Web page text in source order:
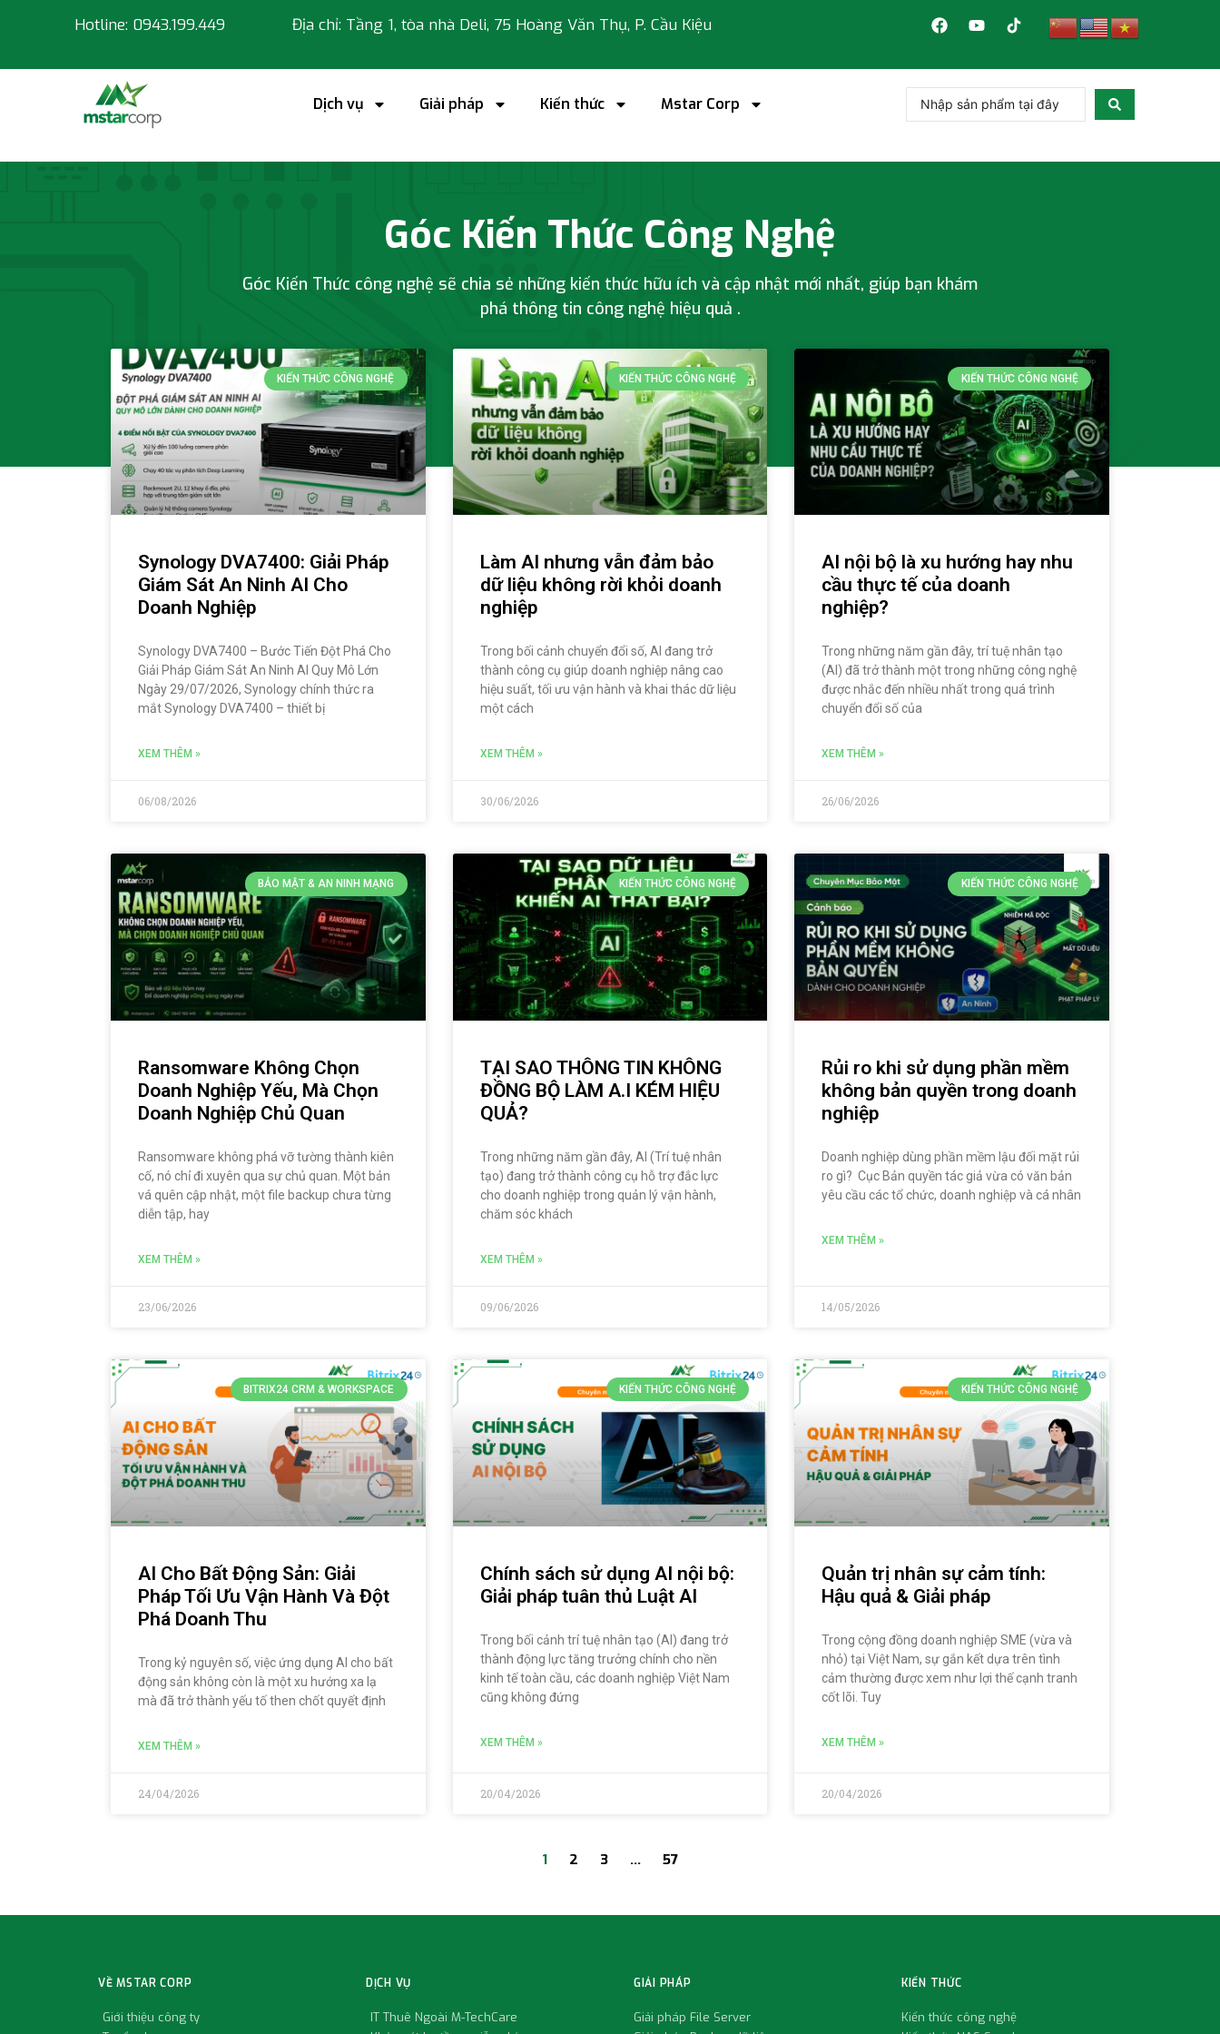
Hotline: 0943.199.449 Địa chỉ: Tầng 1, tòa nhà Deli, 75 Hoàng Văn Thụ, P. Cầu Kiệu
Dịch vụ Giải pháp Kiến thức Mstar Corp
Kiến thức công nghệGóc Kiến Thức Công Nghệ
Góc Kiến Thức công nghệ sẽ chia sẻ những kiến thức hữu ích và cập nhật mới nhất, giúp bạn khám
phá thông tin công nghệ hiệu quả .
KIẾN THỨC CÔNG NGHỆ
Synology DVA7400: Giải Pháp
Giám Sát An Ninh AI Cho
Doanh Nghiệp
Synology DVA7400 – Bước Tiến Đột Phá Cho
Giải Pháp Giám Sát An Ninh AI Quy Mô Lớn
Ngày 29/07/2026, Synology chính thức ra
mắt Synology DVA7400 – thiết bị
XEM THÊM »
06/08/2026
KIẾN THỨC CÔNG NGHỆ
Làm AI nhưng vẫn đảm bảo
dữ liệu không rời khỏi doanh
nghiệp
Trong bối cảnh chuyển đổi số, AI đang trở
thành công cụ giúp doanh nghiệp nâng cao
hiệu suất, tối ưu vận hành và khai thác dữ liệu
một cách
XEM THÊM »
30/06/2026
KIẾN THỨC CÔNG NGHỆ
AI nội bộ là xu hướng hay nhu
cầu thực tế của doanh
nghiệp?
Trong những năm gần đây, trí tuệ nhân tạo
(AI) đã trở thành một trong những công nghệ
được nhắc đến nhiều nhất trong quá trình
chuyển đổi số của
XEM THÊM »
26/06/2026
BẢO MẬT & AN NINH MẠNG
Ransomware Không Chọn
Doanh Nghiệp Yếu, Mà Chọn
Doanh Nghiệp Chủ Quan
Ransomware không phá vỡ tường thành kiên
cố, nó chỉ đi xuyên qua sự chủ quan. Một bản
vá quên cập nhật, một file backup chưa từng
diễn tập, hay
XEM THÊM »
23/06/2026
KIẾN THỨC CÔNG NGHỆ
TẠI SAO THÔNG TIN KHÔNG
ĐỒNG BỘ LÀM A.I KÉM HIỆU
QUẢ?
Trong những năm gần đây, AI (Trí tuệ nhân
tạo) đang trở thành công cụ hỗ trợ đắc lực
cho doanh nghiệp trong quản lý vận hành,
chăm sóc khách
XEM THÊM »
09/06/2026
KIẾN THỨC CÔNG NGHỆ
Rủi ro khi sử dụng phần mềm
không bản quyền trong doanh
nghiệp
Doanh nghiệp dùng phần mềm lậu đối mặt rủi
ro gì? Cục Bản quyền tác giả vừa có văn bản
yêu cầu các tổ chức, doanh nghiệp và cá nhân
XEM THÊM »
14/05/2026
BITRIX24 CRM & WORKSPACE
AI Cho Bất Động Sản: Giải
Pháp Tối Ưu Vận Hành Và Đột
Phá Doanh Thu
Trong kỷ nguyên số, việc ứng dụng AI cho bất
động sản không còn là một xu hướng xa lạ
mà đã trở thành yếu tố then chốt quyết định
XEM THÊM »
24/04/2026
KIẾN THỨC CÔNG NGHỆ
Chính sách sử dụng AI nội bộ:
Giải pháp tuân thủ Luật AI
Trong bối cảnh trí tuệ nhân tạo (AI) đang trở
thành động lực tăng trưởng chính cho nền
kinh tế toàn cầu, các doanh nghiệp Việt Nam
cũng không đứng
XEM THÊM »
20/04/2026
KIẾN THỨC CÔNG NGHỆ
Quản trị nhân sự cảm tính:
Hậu quả & Giải pháp
Trong cộng đồng doanh nghiệp SME (vừa và
nhỏ) tại Việt Nam, sự gắn kết dựa trên tình
cảm thường được xem như lợi thế cạnh tranh
cốt lõi. Tuy
XEM THÊM »
20/04/2026
1 2 3 … 57
VỀ MSTAR CORP
Giới thiệu công ty
DỊCH VỤ
IT Thuê Ngoài M-TechCare
GIẢI PHÁP
Giải pháp File Server
KIẾN THỨC
Kiến thức công nghệ